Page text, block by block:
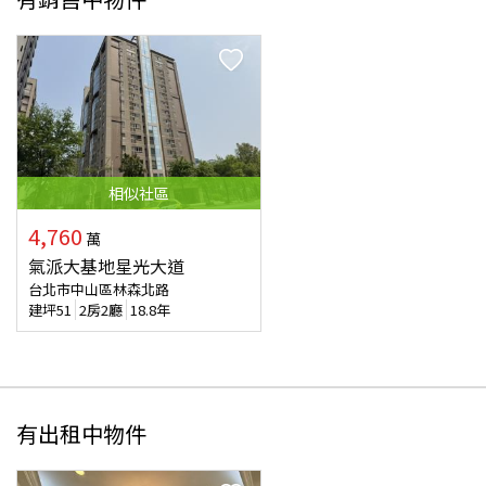
相似社區
4,760 萬
氣派大基地星光大道
台北市中山區林森北路
建坪51 2房2廳 18.8年
有出租中物件